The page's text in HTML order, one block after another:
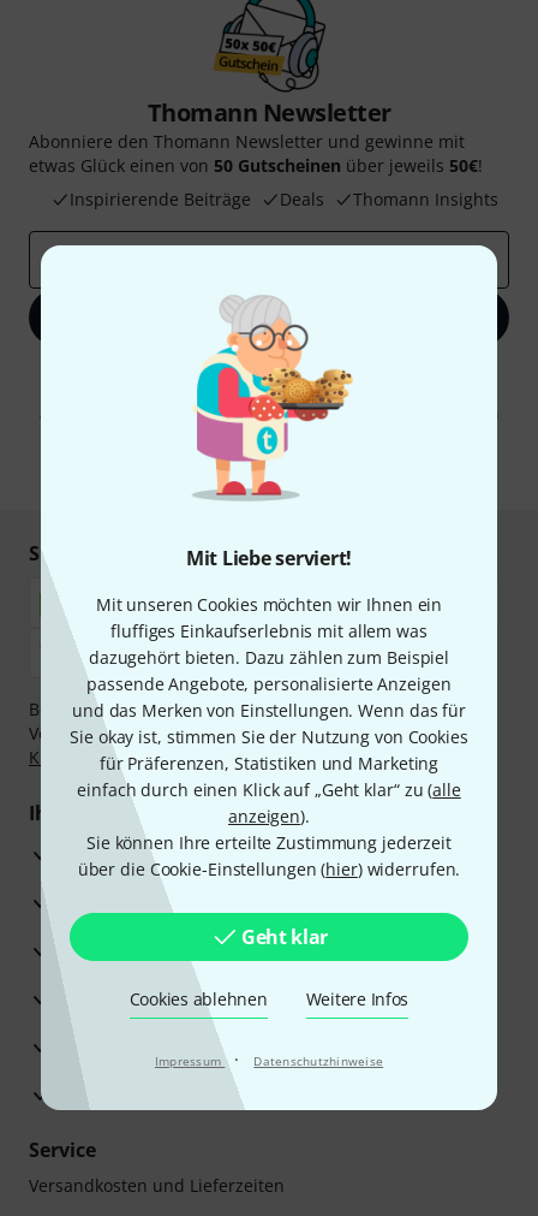
Mit Liebe serviert!
Mit unseren Cookies möchten wir Ihnen ein
fluffiges Einkaufserlebnis mit allem was
dazugehört bieten. Dazu zählen zum Beispiel
passende Angebote, personalisierte Anzeigen
und das Merken von Einstellungen. Wenn das für
Sie okay ist, stimmen Sie der Nutzung von Cookies
für Präferenzen, Statistiken und Marketing
einfach durch einen Klick auf „Geht klar“ zu (alle
anzeigen).
Sie können Ihre erteilte Zustimmung jederzeit
über die Cookie-Einstellungen (hier) widerrufen.
Geht klar
Cookies ablehnen Weitere Infos
Impressum · Datenschutzhinweise
Thomann Newsletter
Abonniere den Thomann Newsletter und gewinne mit
etwas Glück einen von 50 Gutscheinen über jeweils 50€!
Inspirierende Beiträge
Deals Thomann Insights
Jetzt anmelden
Mit Klick auf „Jetzt anmelden“ stimmen Sie dem Erhalt von E-Mail-
Werbung und einer Messung des E-Mail-Nutzungsverhaltens zu. Die
Abmeldung ist jederzeit möglich. Weitere Informationen finden Sie in
Datenschutzhinweisen
* Pflichtfeld
Sicher einkaufen & bezahlen
Bezahlen Sie vertraulich und sicher per Nachnahme,
Vorkasse, PayPal, Amazon Pay,Klarna Sofort bezahlen,
Klarna Ratenzahlungoder Kreditkarte.
Ihre Vorteile
3 Jahre Thomann Garantie
30 Tage Money-Back-Garantie
Reparaturservice
Beratung durch Fachexperten
Zufriedenheitsgarantie
Europas größtes Versandlager
Service
Versandkosten und Lieferzeiten